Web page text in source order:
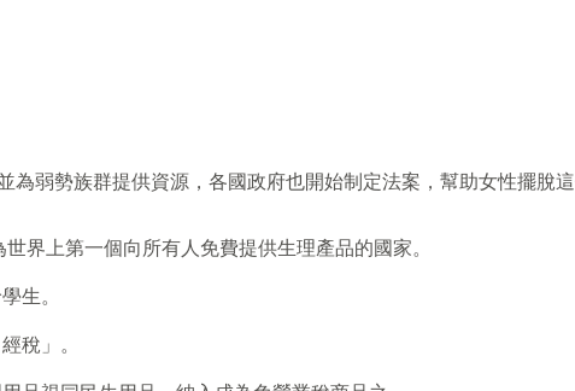
弱勢族群提供資源，各國政府也開始制定法案，幫助女性擺脫
界上第一個向所有人免費提供生理產品的國家。
生。
稅」。